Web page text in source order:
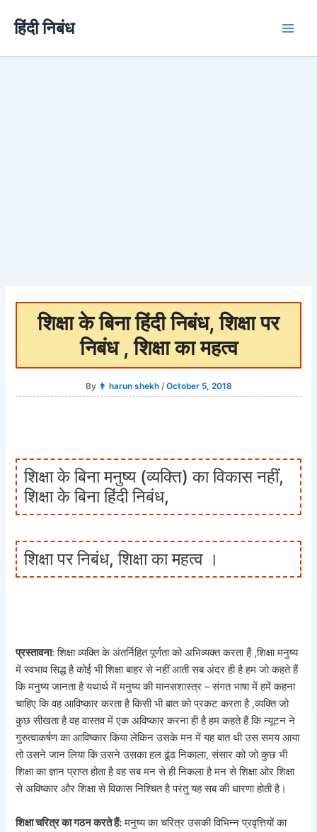
हिंदी निबंध
शिक्षा के बिना हिंदी निबंध, शिक्षा पर
निबंध , शिक्षा का महत्व
By 👨 harun shekh / October 5, 2018
शिक्षा के बिना मनुष्य (व्यक्ति) का विकास नहीं,
शिक्षा के बिना हिंदी निबंध,
शिक्षा पर निबंध, शिक्षा का महत्व ।
प्रस्तावना: शिक्षा व्यक्ति के अंतर्निहित पूर्णता को अभिव्यक्त करता हैं ,शिक्षा मनुष्य
में स्वभाव सिद्ध है कोई भी शिक्षा बाहर से नहीं आती सब अंदर ही है हम जो कहते हैं
कि मनुष्य जानता है यथार्थ में मनुष्य की मानसशास्त्र – संगत भाषा में हमें कहना
चाहिए कि वह आविष्कार करता है किसी भी बात को प्रकट करता है ,व्यक्ति जो
कुछ सीखता है वह वास्तव में एक अविष्कार करना ही है हम कहते हैं कि न्यूटन ने
गुरुत्वाकर्षण का आविष्कार किया लेकिन उसके मन में यह बात थी उस समय आया
तो उसने जान लिया कि उसने उसका हल ढूंढ निकाला, संसार को जो कुछ भी
शिक्षा का ज्ञान प्राप्त होता है वह सब मन से ही निकला है मन से शिक्षा ओर शिक्षा
से अविष्कार और शिक्षा से विकास निश्चित है परंतु यह सब की धारणा होती है।
शिक्षा चरित्र का गठन करते हैं:मनुष्य का चरित्र उसकी विभिन्न प्रवृत्तियों का